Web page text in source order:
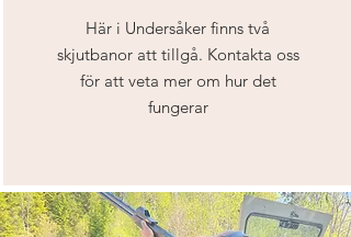
Här i Undersåker finns två
skjutbanor att tillgå. Kontakta oss
för att veta mer om hur det
fungerar